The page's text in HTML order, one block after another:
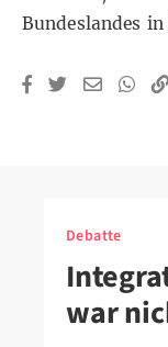
Bundeslandes
Debatte
war